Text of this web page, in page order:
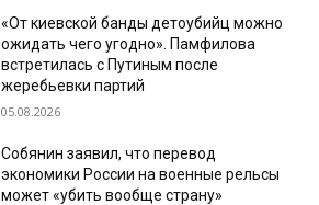
«От киевской банды детоубийц можно
ожидать чего угодно». Памфилова
встретилась с Путиным после
жеребьевки партий
05.08.2026
Собянин заявил, что перевод
экономики России на военные рельсы
может «убить вообще страну»